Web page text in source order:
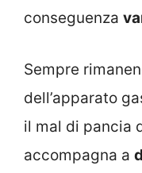
conseguenza
Sempre
dell’apparato
il mal di pancia
accompagna a